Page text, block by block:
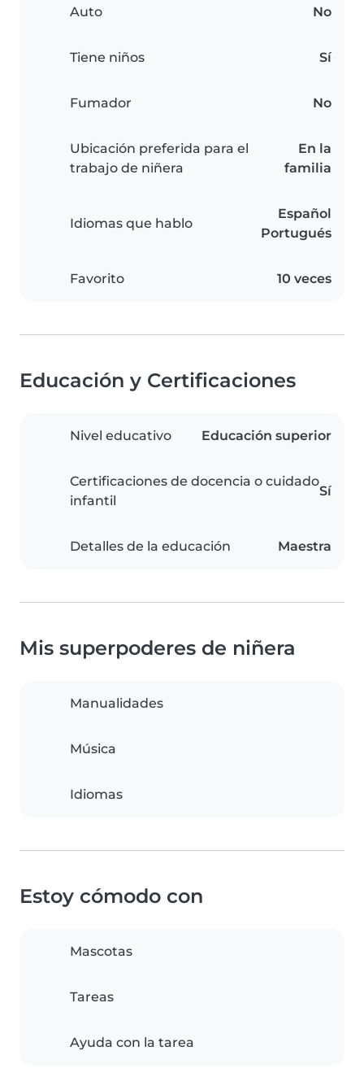
Auto No
Tiene niños Sí
Fumador No
Ubicación preferida para el
trabajo de niñera
En la
familia
Idiomas que hablo
Español
Portugués
Favorito 10 veces
Educación y Certificaciones
Nivel educativo Educación superior
Certificaciones de docencia o cuidado
infantil
Sí
Detalles de la educación Maestra
Mis superpoderes de niñera
Manualidades
Música
Idiomas
Estoy cómodo con
Mascotas
Tareas
Ayuda con la tarea